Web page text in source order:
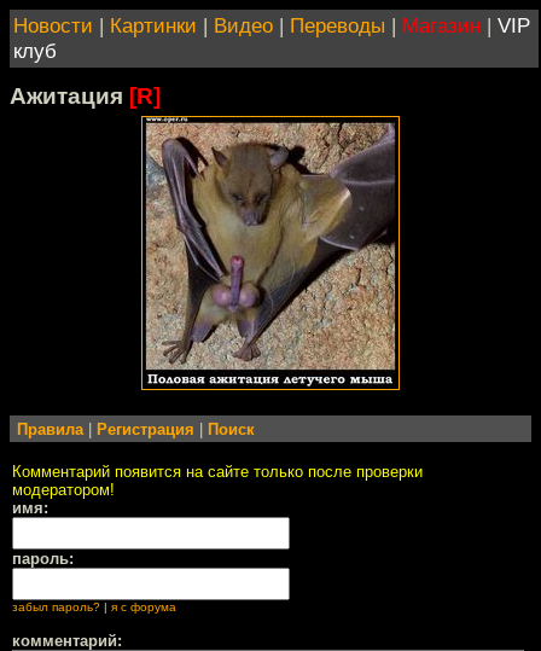
Новости | Картинки | Видео | Переводы | Магазин | VIP
клуб
Ажитация [R]
Правила Регистрация Поиск
Комментарий появится на сайте только после проверки
модератором!
имя:
пароль:
забыл пароль? | я с форума
комментарий: